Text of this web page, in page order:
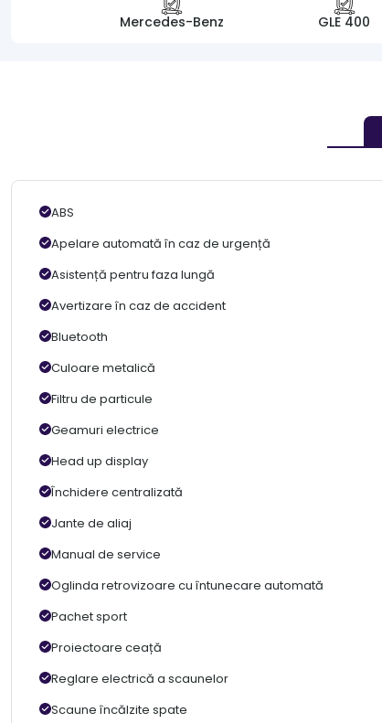
Mercedes-Benz GLE 400
ABS
Apelare automată în caz de urgență
Asistență pentru faza lungă
Avertizare în caz de accident
Bluetooth
Culoare metalică
Filtru de particule
Geamuri electrice
Head up display
Închidere centralizată
Jante de aliaj
Manual de service
Oglinda retrovizoare cu întunecare automată
Pachet sport
Proiectoare ceață
Reglare electrică a scaunelor
Scaune încălzite spate